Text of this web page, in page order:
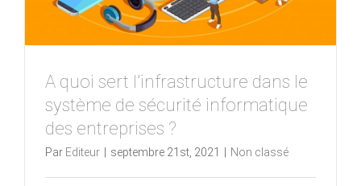
A quoi sert l’infrastructure dans le
système de sécurité informatique
des entreprises ?
Par Editeur septembre 21st, 2021 Non classé